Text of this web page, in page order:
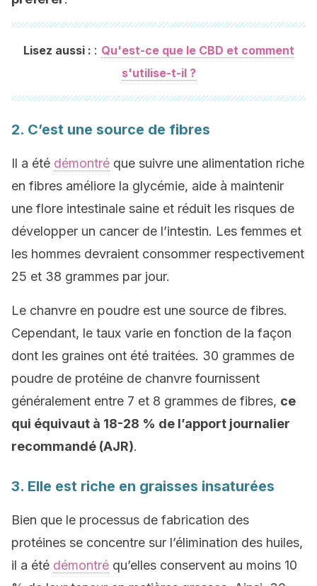
Lisez aussi : : Qu'est-ce que le CBD et comment
s'utilise-t-il ?
2. C’est une source de fibres
Il a été démontré que suivre une alimentation riche
en fibres améliore la glycémie, aide à maintenir
une flore intestinale saine et réduit les risques de
développer un cancer de l’intestin. Les femmes et
les hommes devraient consommer respectivement
25 et 38 grammes par jour.
Le chanvre en poudre est une source de fibres.
Cependant, le taux varie en fonction de la façon
dont les graines ont été traitées. 30 grammes de
poudre de protéine de chanvre fournissent
généralement entre 7 et 8 grammes de fibres, ce
qui équivaut à 18-28 % de l’apport journalier
recommandé (AJR).
3. Elle est riche en graisses insaturées
Bien que le processus de fabrication des
protéines se concentre sur l’élimination des huiles,
il a été démontré qu’elles conservent au moins 10